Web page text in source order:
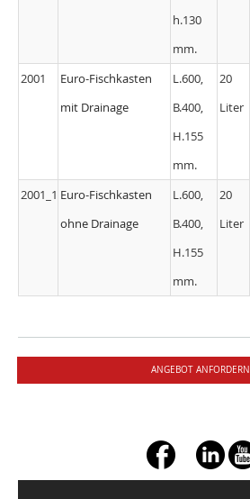
h.130
mm.
2001
Euro-Fischkasten
mit Drainage
L.600,
B.400,
H.155
mm.
20
Liter
2001_1 Euro-Fischkasten
ohne Drainage
L.600,
B.400,
H.155
mm.
20
Liter
ANGEBOT ANFORDERN
+ç